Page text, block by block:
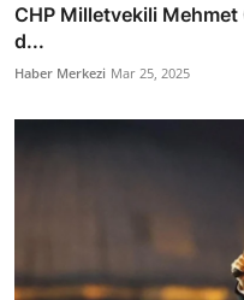
CHP Milletvekili
d...
Haber Merkezi Mar 25, 2025